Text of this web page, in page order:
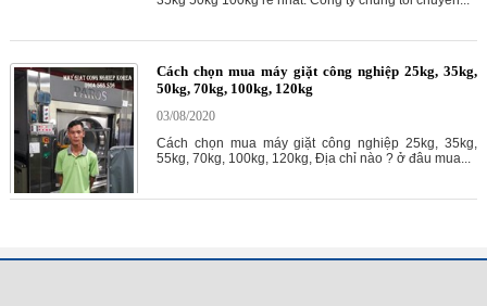
Cách chọn mua máy giặt công nghiệp 25kg, 35kg,
50kg, 70kg, 100kg, 120kg
03/08/2020
Cách chọn mua máy giặt công nghiệp 25kg, 35kg,
55kg, 70kg, 100kg, 120kg, Địa chỉ nào ? ở đâu mua...